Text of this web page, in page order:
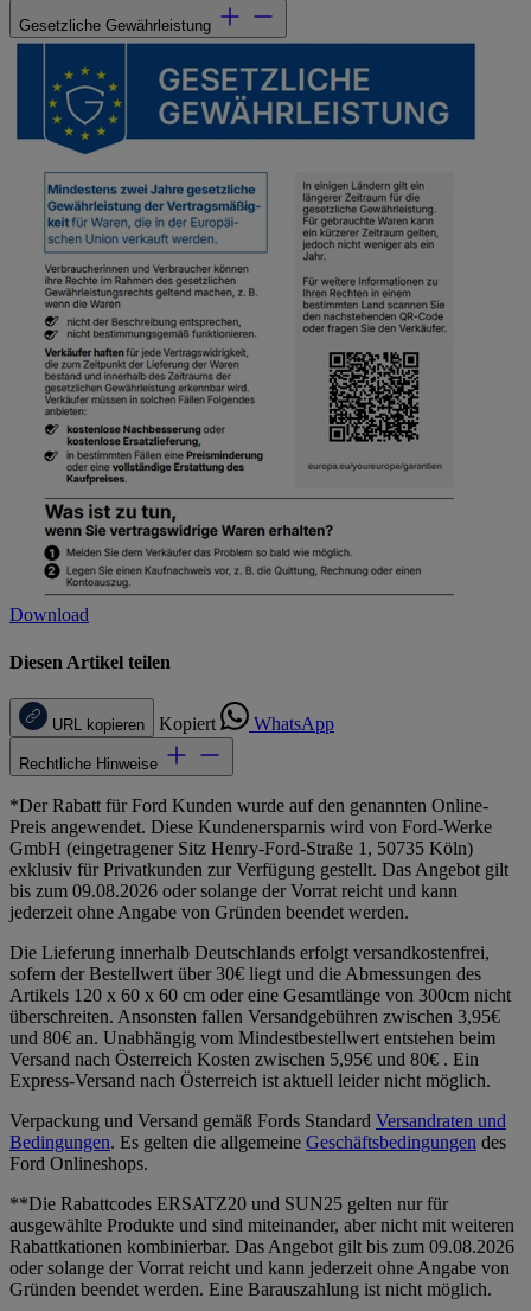
Gesetzliche Gewährleistung
Download
Diesen Artikel teilen
URL kopieren Kopiert WhatsApp
Rechtliche Hinweise
*Der Rabatt für Ford Kunden wurde auf den genannten Online-
Preis angewendet. Diese Kundenersparnis wird von Ford-Werke
GmbH (eingetragener Sitz Henry-Ford-Straße 1, 50735 Köln)
exklusiv für Privatkunden zur Verfügung gestellt. Das Angebot gilt
bis zum 09.08.2026 oder solange der Vorrat reicht und kann
jederzeit ohne Angabe von Gründen beendet werden.
Die Lieferung innerhalb Deutschlands erfolgt versandkostenfrei,
sofern der Bestellwert über 30€ liegt und die Abmessungen des
Artikels 120 x 60 x 60 cm oder eine Gesamtlänge von 300cm nicht
überschreiten. Ansonsten fallen Versandgebühren zwischen 3,95€
und 80€ an. Unabhängig vom Mindestbestellwert entstehen beim
Versand nach Österreich Kosten zwischen 5,95€ und 80€ . Ein
Express-Versand nach Österreich ist aktuell leider nicht möglich.
Verpackung und Versand gemäß Fords Standard Versandraten und
Bedingungen. Es gelten die allgemeine Geschäftsbedingungen des
Ford Onlineshops.
**Die Rabattcodes ERSATZ20 und SUN25 gelten nur für
ausgewählte Produkte und sind miteinander, aber nicht mit weiteren
Rabattkationen kombinierbar. Das Angebot gilt bis zum 09.08.2026
oder solange der Vorrat reicht und kann jederzeit ohne Angabe von
Gründen beendet werden. Eine Barauszahlung ist nicht möglich.